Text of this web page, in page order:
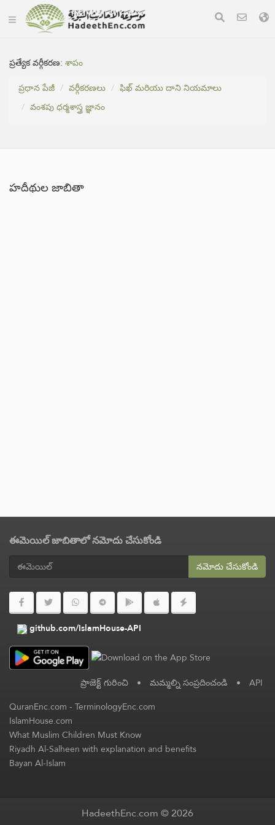
ప్రత్యేక వర్గీకరణ:శాపం
ప్రధాన పేజీ
వర్గీకరణలు
ఫిఖ్ మరియు దాని నియమాలు
వంశపు ధర్మశాస్త్ర జ్ఞానం
హదీథుల జాబితా
ఈమెయిల్ జాబితాలో నమోదు చేసుకోండి
నమోదు చేసుకోండి
github.com/IslamHouse-API
ప్రాజెక్ట్ గురించి • మమ్మల్ని సంప్రదించండి • API
QuranEnc.com-TerminologyEnc.com
IslamHouse.com
What Muslim Children Must Know
Riyadh Al-Salheen with explanation and benefits
Bayan Al-Islam
HadeethEnc.com © 2026